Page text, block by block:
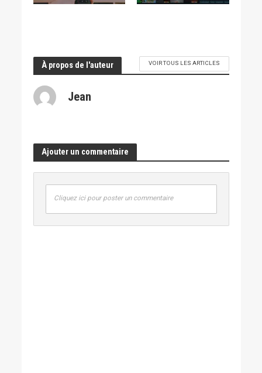
À propos de l'auteur VOIR TOUS LES ARTICLES
Jean
Ajouter un commentaire
Cliquez ici pour poster un commentaire